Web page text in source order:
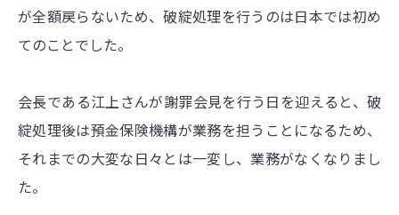
が全額戻らないため、破綻処理を行うのは日本では初め
てのことでした。
会長である江上さんが謝罪会見を行う日を迎えると、破
綻処理後は預金保険機構が業務を担うことになるため、
それまでの大変な日々とは一変し、業務がなくなりまし
た。